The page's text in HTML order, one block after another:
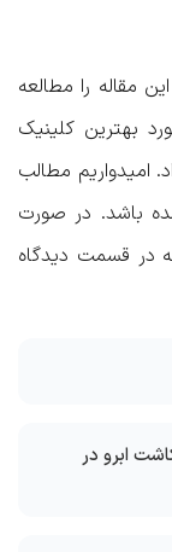
مقاله را مطالعه
بهترین کلینیک
امیدواریم مطالب
باشد. در صورت
در قسمت دیدگاه
ابرو در